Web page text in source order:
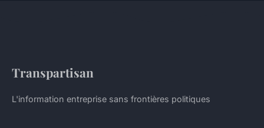
Transpartisan
L'information entreprise sans frontières politiques